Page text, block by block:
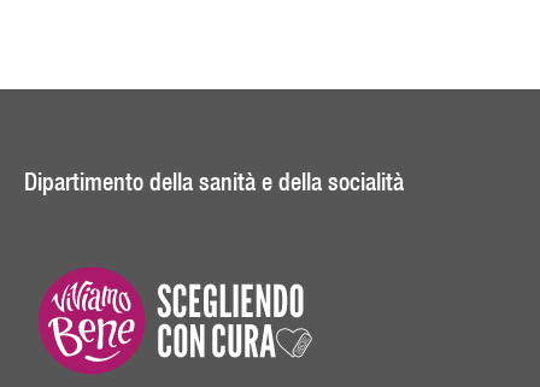
Dipartimento della sanità e della socialità